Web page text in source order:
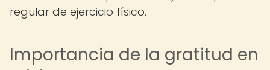
regular de ejercicio físico.
Importancia de la gratitud en